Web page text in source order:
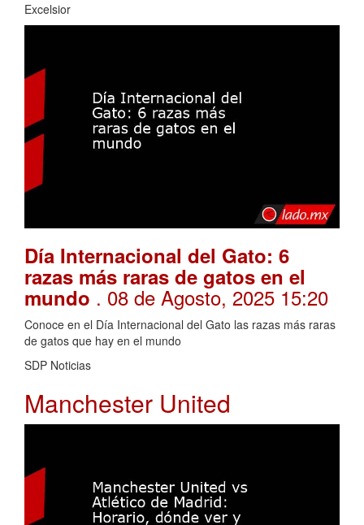
Excelsior
Día Internacional del Gato: 6
razas más raras de gatos en el
mundo . 08 de Agosto, 2025 15:20
Conoce en el Día Internacional del Gato las razas más raras
de gatos que hay en el mundo
SDP Noticias
Manchester United